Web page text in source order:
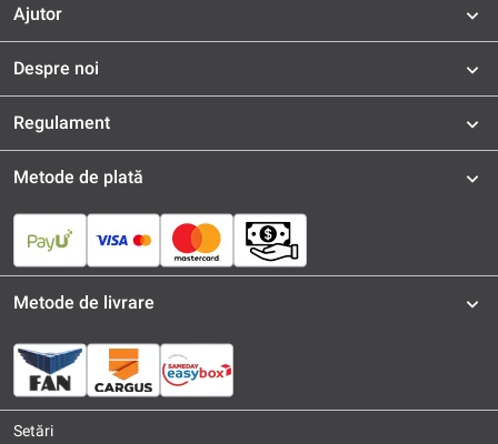
Ajutor
Despre noi
Regulament
Metode de plată
Metode de livrare
Setări